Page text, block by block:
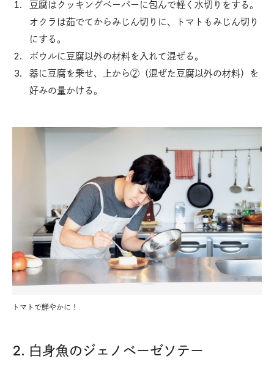
豆腐はクッキングペーパーに包んで軽く水切りをする。
オクラは茹でてからみじん切りに、トマトもみじん切り
にする。
ボウルに豆腐以外の材料を入れて混ぜる。
器に豆腐を乗せ、上から②（混ぜた豆腐以外の材料）を
好みの量かける。
トマトで鮮やかに！
2. 白身魚のジェノベーゼソテー